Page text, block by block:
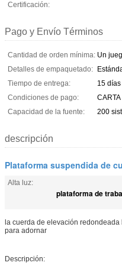
Certificación:
Pago y Envío Términos
Cantidad de orden mínima: Un
Detalles de empaquetado:
Tiempo de entrega:
15
Condiciones de pago:
Capacidad de la fuente:
200
descripción
Plataforma suspendida de
Alta luz:
plataforma de
la cuerda de elevación
para adornar
Descripción: